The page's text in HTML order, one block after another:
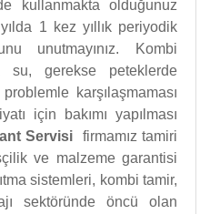
kullanmakta olduğunuz
1 kez yıllık periyodik
unutmayınız. Kombi
su, gerekse peteklerde
karşılaşmaması
için bakımı yapılması
Servisi firmamız tamiri
ve malzeme garantisi
sistemleri, kombi tamir,
sektöründe öncü olan